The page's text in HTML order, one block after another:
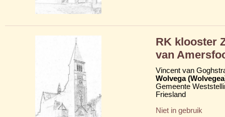
RK klooster
van
Vincent van
Wolvega
Gemeente
Friesland
Niet in gebruik